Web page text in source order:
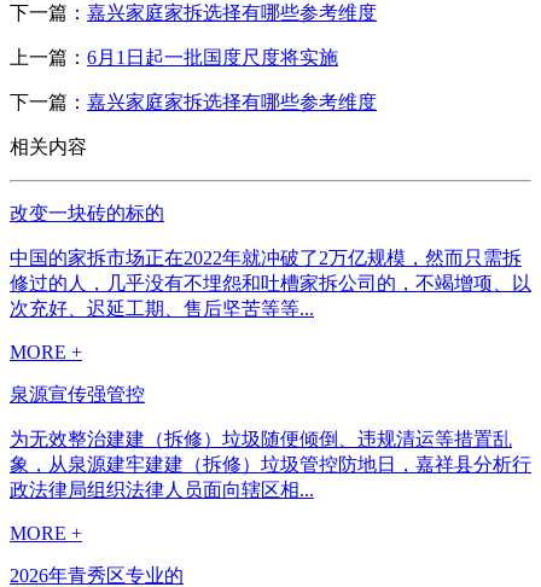
下一篇： 嘉兴家庭家拆选择有哪些参考维度
上一篇： 6月1日起一批国度尺度将实施
下一篇： 嘉兴家庭家拆选择有哪些参考维度
相关内容
改变一块砖的标的
中国的家拆市场正在2022年就冲破了2万亿规模，然而只需拆
修过的人，几乎没有不埋怨和吐槽家拆公司的，不竭增项、以
次充好、迟延工期、售后坚苦等等...
MORE +
泉源宣传强管控
为无效整治建建（拆修）垃圾随便倾倒、违规清运等措置乱
象，从泉源建牢建建（拆修）垃圾管控防地日，嘉祥县分析行
政法律局组织法律人员面向辖区相...
MORE +
2026年青秀区专业的